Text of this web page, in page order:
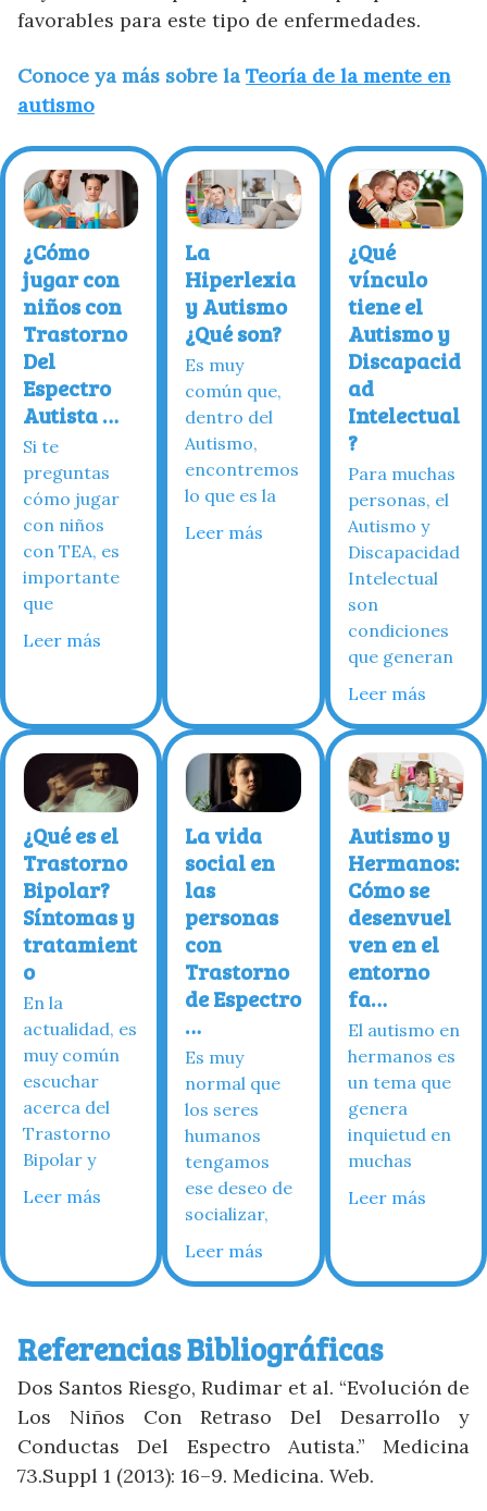
favorables para este tipo de enfermedades.
Conoce ya más sobre la Teoría de la mente en
autismo
¿Cómo
jugar con
niños con
Trastorno
Del
Espectro
Autista …
Si te
preguntas
cómo jugar
con niños
con TEA, es
importante
que
Leer más
La
Hiperlexia
y Autismo
¿Qué son?
Es muy
común que,
dentro del
Autismo,
encontremos
lo que es la
Leer más
¿Qué
vínculo
tiene el
Autismo y
Discapacid
ad
Intelectual
?
Para muchas
personas, el
Autismo y
Discapacidad
Intelectual
son
condiciones
que generan
Leer más
¿Qué es el
Trastorno
Bipolar?
Síntomas y
tratamient
o
En la
actualidad, es
muy común
escuchar
acerca del
Trastorno
Bipolar y
Leer más
La vida
social en
las
personas
con
Trastorno
de Espectro
…
Es muy
normal que
los seres
humanos
tengamos
ese deseo de
socializar,
Leer más
Autismo y
Hermanos:
Cómo se
desenvuel
ven en el
entorno
fa…
El autismo en
hermanos es
un tema que
genera
inquietud en
muchas
Leer más
Referencias Bibliográficas
Dos Santos Riesgo, Rudimar et al. “Evolución de
Los Niños Con Retraso Del Desarrollo y
Conductas Del Espectro Autista.” Medicina
73.Suppl 1 (2013): 16–9. Medicina. Web.